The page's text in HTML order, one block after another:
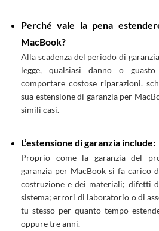
Perché vale la pena
MacBook?
Alla scadenza del periodo di
legge, qualsiasi danno o
comportare costose riparazioni.
sua estensione di garanzia per
simili casi.
L’estensione di garanzia include:
Proprio come la garanzia del
garanzia per MacBook si fa carico
costruzione e dei materiali; difetti
sistema; errori di laboratorio o di
tu stesso per quanto tempo
oppure tre anni.